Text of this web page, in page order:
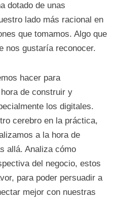
dotado de unas
lado más racional en
que tomamos. Algo que
nos gustaría reconocer.
hacer para
de construir y
los digitales.
cerebro en la práctica,
a la hora de
allá. Analiza cómo
del negocio, estos
para poder persuadir a
mejor con nuestras